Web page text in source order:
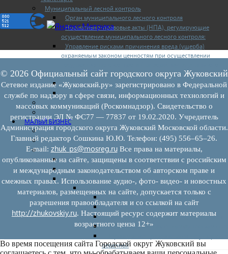
Муниципальный лесной контроль
Орган муниципального лесного контроля
Нормативно-правовые акты (НПА), регулирующие
осуществление муниципального лесного контроля:
Управление рисками причинения вреда (ущерба)
охраняемым законом ценностям при осуществлении
контроля
Программа профилактики
Доклады муниципального лесного контроля
Муниципальный контроль за ЕТО
Муниципальный контроль в сфере благоустройства
МАЛЫЙ БИЗНЕС
Прием предпринимателей
Новости МСП
Поддержка МСП
Поддержка МСП
Финансовая поддержка
Имущественная поддержка
Нормативно-правовые акты
Федеральное законодательство
Региональное законодательство
Порядок формирования и ведения
Порядок предоставления имущества из
перечней
© 2026 Официальный сайт городского округа Жуковский
Сетевое издание «Жуковский.ру» зарегистрировано в Федеральной
службе по надзору в сфере связи, информационных технологий и
массовых коммуникаций (Роскомнадзор). Свидетельство о
регистрации ЭЛ № ФС77 — 77837 от 19.02.2020. Учредитель
Администрация городского округа Жуковский Московской области.
Главный редактор Сошкина Ю.Ю. Телефон: (495) 556–65–26.
E‑mail: zhuk_ps@mosreg.ruВсе права на материалы,
опубликованные на сайте, защищены в соответствии с российским
и международным законодательством об авторском праве и
смежных правах. Использование аудио-, фото- видео- и новостных
материалов, размещенных на сайте, допускается только с
разрешения правообладателя и со ссылкой на сайт
http://zhukovskiy.ru. Настоящий ресурс содержит материалы
возрастного ценза 12+»
Во время посещения сайта Городской округ Жуковский вы